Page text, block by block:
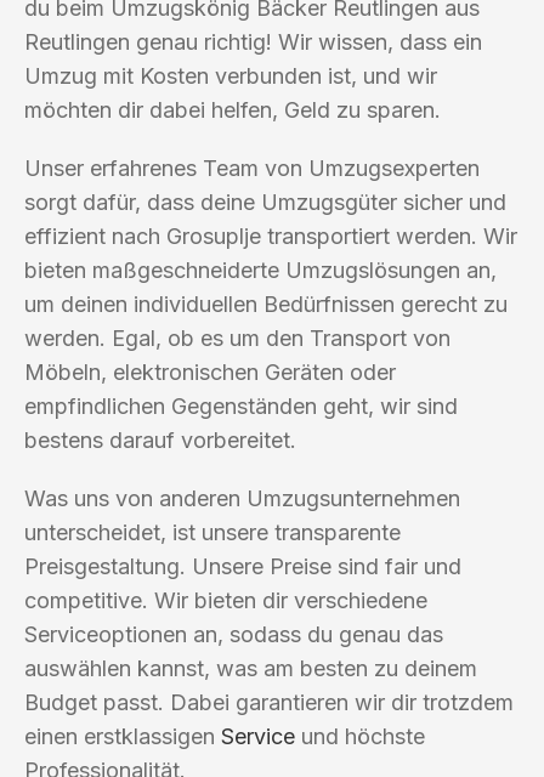
du beim Umzugskönig Bäcker Reutlingen aus
Reutlingen genau richtig! Wir wissen, dass ein
Umzug mit Kosten verbunden ist, und wir
möchten dir dabei helfen, Geld zu sparen.
Unser erfahrenes Team von Umzugsexperten
sorgt dafür, dass deine Umzugsgüter sicher und
effizient nach Grosuplje transportiert werden. Wir
bieten maßgeschneiderte Umzugslösungen an,
um deinen individuellen Bedürfnissen gerecht zu
werden. Egal, ob es um den Transport von
Möbeln, elektronischen Geräten oder
empfindlichen Gegenständen geht, wir sind
bestens darauf vorbereitet.
Was uns von anderen Umzugsunternehmen
unterscheidet, ist unsere transparente
Preisgestaltung. Unsere Preise sind fair und
competitive. Wir bieten dir verschiedene
Serviceoptionen an, sodass du genau das
auswählen kannst, was am besten zu deinem
Budget passt. Dabei garantieren wir dir trotzdem
einen erstklassigen Service und höchste
Professionalität.